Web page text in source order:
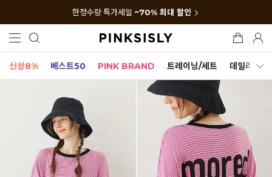
한정수량 특가세일 ~70% 최대 할인
신상8% 베스트50 PINK BRAND 트레이닝/세트 데일리세트